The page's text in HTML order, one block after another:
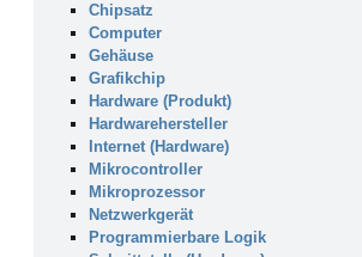
Chipsatz
Computer
Gehäuse
Grafikchip
Hardware (Produkt)
Hardwarehersteller
Internet (Hardware)
Mikrocontroller
Mikroprozessor
Netzwerkgerät
Programmierbare Logik